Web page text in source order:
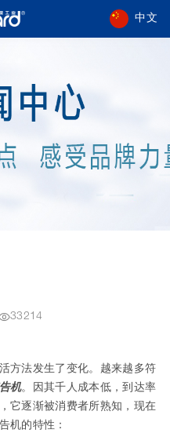
中文
33214
方法发生了变化。越来越多符
机。因其千人成本低，到达率
它逐渐被消费者所熟知，现在
机的特性：